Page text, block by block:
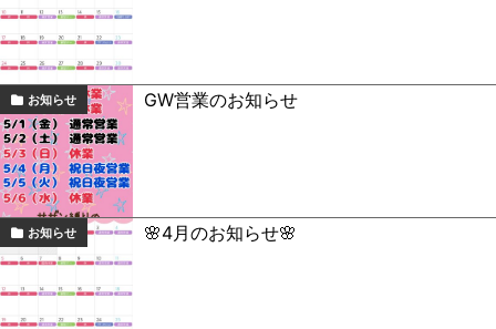
お知らせ GW営業のお知らせ
お知らせ 🌸4月のお知らせ🌸